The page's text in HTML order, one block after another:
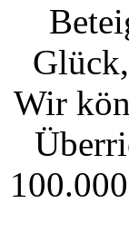
Wir